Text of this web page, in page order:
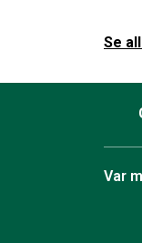
Se
Var